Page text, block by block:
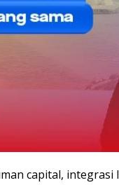
capital, integrasi